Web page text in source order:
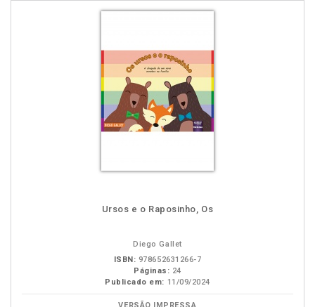
Ursos e o Raposinho, Os
Diego Gallet
ISBN: 978652631266-7
Páginas: 24
Publicado em: 11/09/2024